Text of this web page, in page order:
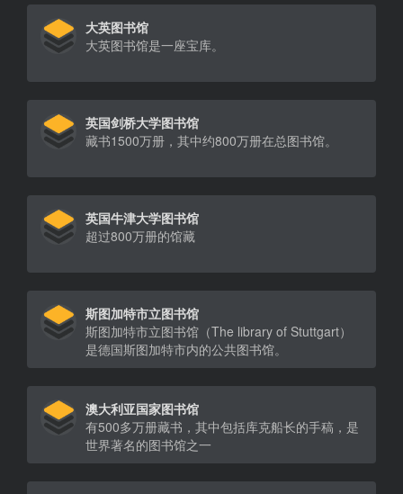
大英图书馆
大英图书馆是一座宝库。
英国剑桥大学图书馆
藏书1500万册，其中约800万册在总图书馆。
英国牛津大学图书馆
超过800万册的馆藏
斯图加特市立图书馆
斯图加特市立图书馆（The library of Stuttgart）
是德国斯图加特市内的公共图书馆。
澳大利亚国家图书馆
有500多万册藏书，其中包括库克船长的手稿，是
世界著名的图书馆之一